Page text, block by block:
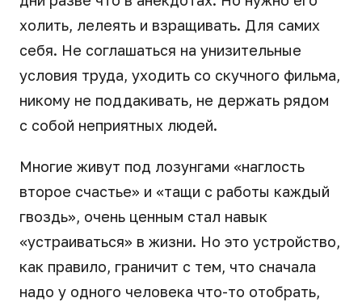
холить, лелеять и взращивать. Для самих
себя. Не соглашаться на унизительные
условия труда, уходить со скучного фильма,
никому не поддакивать, не держать рядом
с собой неприятных людей.
Многие живут под лозунгами «наглость
второе счастье» и «тащи с работы каждый
гвоздь», очень ценным стал навык
«устраиваться» в жизни. Но это устройство,
как правило, граничит с тем, что сначала
надо у одного человека что-то отобрать,